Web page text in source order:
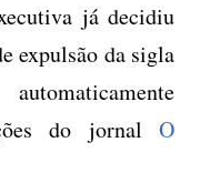
já decidiu
expulsão da sigla
do jornal O